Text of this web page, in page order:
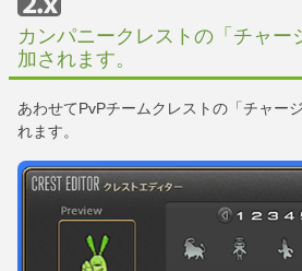
カンパニークレストの「チャー
加されます。
あわせてPvPチームクレストの「チャー
れます。